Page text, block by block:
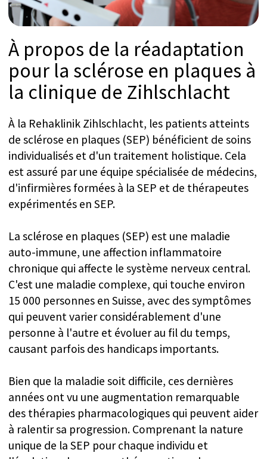
personne à l'autre et évoluer au fil du temps,
causant parfois des handicaps importants.
Bien que la maladie soit difficile, ces dernières
années ont vu une augmentation remarquable
des thérapies pharmacologiques qui peuvent aider
à ralentir sa progression. Comprenant la nature
unique de la SEP pour chaque individu et
l'évolution du paysage thérapeutique, la
interdisciplinaire parfaitement préparée, dédiée à
offrir la meilleure approche de traitement
individualisée possible pour chaque patient.
La Clinique de Zihlschlacht accueille également les
membres de la famille ou les accompagnateurs du
patient pour qu'ils se joignent à lui pendant son
séjour de réadaptation. L'établissement croit
reconnaissant que cela contribue de manière
significative au succès à long terme de leur
réadaptation. À l'avenir, l'établissement a hâte
d'accueillir des patients dans son service privé et
de les aider à retrouver les choses qu'ils aiment.
Consultation gratuite et sans
engagement (15 minutes)
Notre équipe est là pour vous accompagner